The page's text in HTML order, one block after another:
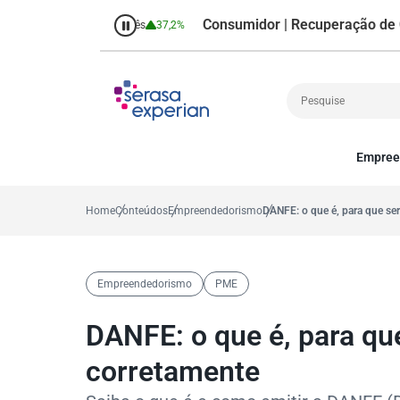
37,2% Consumidor | Recuperação de
Crédito
Marketing
HomeConteúdosEmpreendedorismoDANFE: o que é, para que
Empreendedorismo PME
DANFE: o que é, para
corretamente